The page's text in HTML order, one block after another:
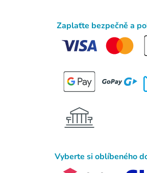
Zaplaťte bezpečně a
Vyberte si oblíbeného